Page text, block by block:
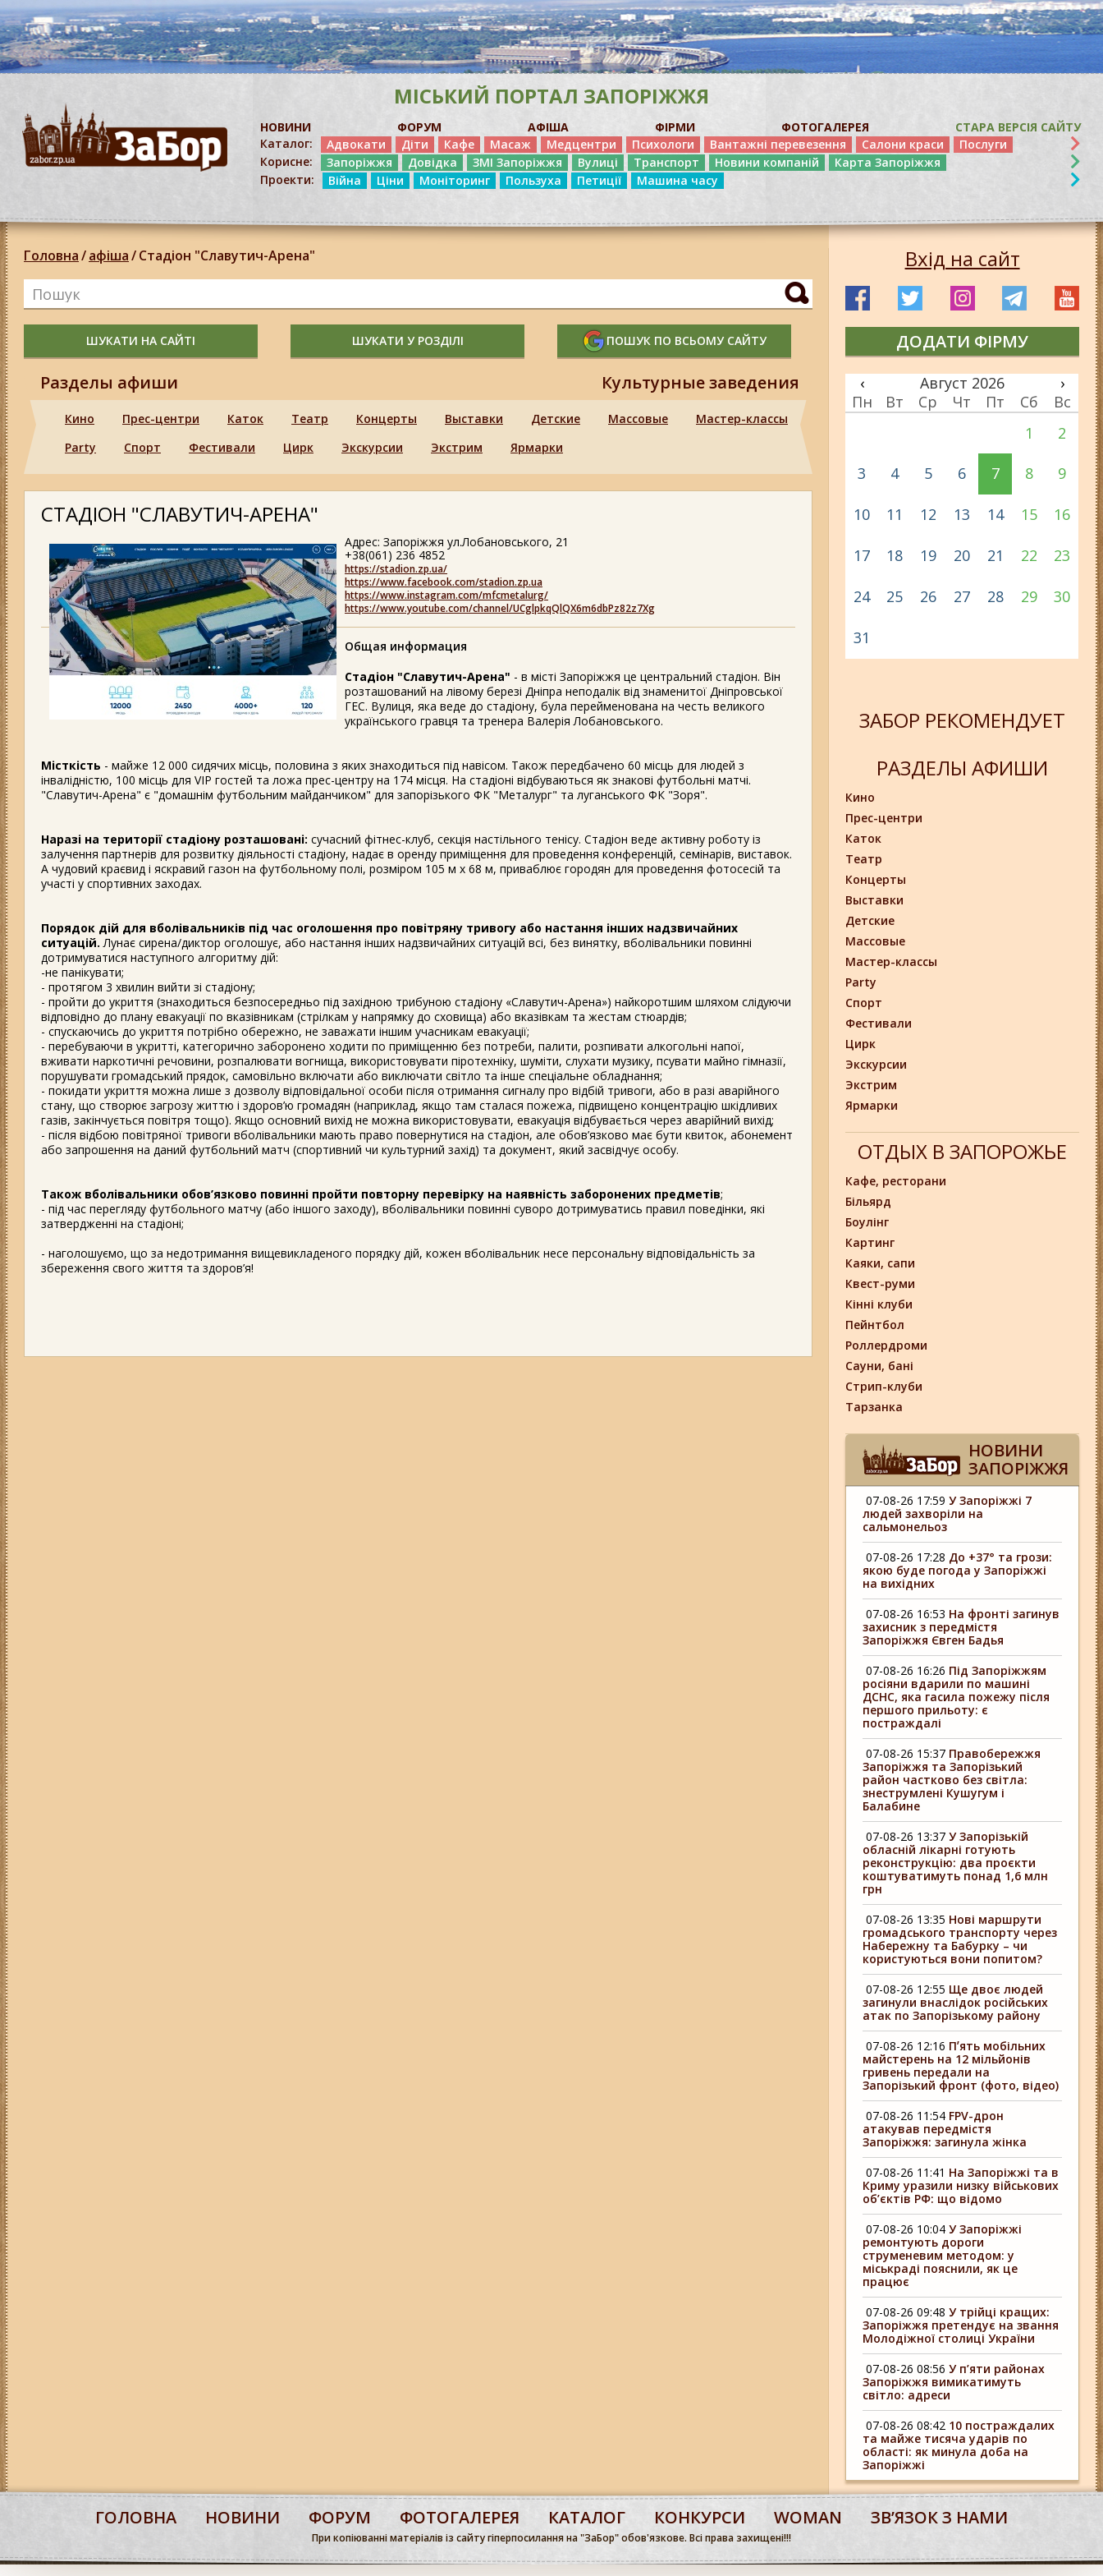
МІСЬКИЙ ПОРТАЛ ЗАПОРІЖЖЯ
НОВИНИ ФОРУМ АФІША ФІРМИ ФОТОГАЛЕРЕЯ
СТАРА ВЕРСІЯ САЙТУ
Каталог:
Адвокати Діти Кафе Масаж Медцентри Психологи Вантажні перевезення Салони краси
Послуги
Корисне:
Запоріжжя Довідка ЗМІ Запоріжжя Вулиці Транспорт Новини компаній
Карта Запоріжжя
Проекти:
Війна Ціни Моніторинг Пользуха Петиції Машина часу
Головна/афіша/Стадіон "Славутич-Арена"
ШУКАТИ НА САЙТІ ШУКАТИ У РОЗДІЛІ ПОШУК ПО ВСЬОМУ САЙТУ
Разделы афиши Культурные заведения
Кино Прес-центри Каток Театр Концерты Выставки Детские Массовые
Мастер-классы
Party
Спорт Фестивали Цирк Экскурсии Экстрим Ярмарки
СТАДІОН "СЛАВУТИЧ-АРЕНА"
Адрес: Запоріжжя ул.Лобановського, 21
+38(061) 236 4852
https://stadion.zp.ua/
https://www.facebook.com/stadion.zp.ua
https://www.instagram.com/mfcmetalurg/
https://www.youtube.com/channel/UCglpkqQlQX6m6dbPz82z7Xg
Общая информация
Стадіон "Славутич-Арена" - в місті Запоріжжя це центральний стадіон. Він
розташований на лівому березі Дніпра неподалік від знаменитої Дніпровської
ГЕС. Вулиця, яка веде до стадіону, була перейменована на честь великого
українського гравця та тренера Валерія Лобановського.
Місткість - майже 12 000 сидячих місць, половина з яких знаходиться під навісом. Також передбачено 60 місць для людей з
інвалідністю, 100 місць для VIP гостей та ложа прес-центру на 174 місця. На стадіоні відбуваються як знакові футбольні матчі.
"Славутич-Арена" є "домашнім футбольним майданчиком" для запорізького ФК "Металург" та луганського ФК "Зоря".
Наразі на території стадіону розташовані: сучасний фітнес-клуб, секція настільного тенісу. Стадіон веде активну роботу із
залучення партнерів для розвитку діяльності стадіону, надає в оренду приміщення для проведення конференцій, семінарів, виставок.
А чудовий краєвид і яскравий газон на футбольному полі, розміром 105 м х 68 м, приваблює городян для проведення фотосесій та
участі у спортивних заходах.
Порядок дій для вболівальників під час оголошення про повітряну тривогу або настання інших надзвичайних
ситуацій.Лунає сирена/диктор оголошує, або настання інших надзвичайних ситуацій всі, без винятку, вболівальники повинні
дотримуватися наступного алгоритму дій:
-не панікувати;
- протягом 3 хвилин вийти зі стадіону;
- пройти до укриття (знаходиться безпосередньо під західною трибуною стадіону «Славутич-Арена») найкоротшим шляхом слідуючи
відповідно до плану евакуації по вказівникам (стрілкам у напрямку до сховища) або вказівкам та жестам стюардів;
- спускаючись до укриття потрібно обережно, не заважати іншим учасникам евакуації;
- перебуваючи в укритті, категорично заборонено ходити по приміщенню без потреби, палити, розпивати алкогольні напої,
вживати наркотичні речовини, розпалювати вогнища, використовувати піротехніку, шуміти, слухати музику, псувати майно гімназії,
порушувати громадський прядок, самовільно включати або виключати світло та інше спеціальне обладнання;
- покидати укриття можна лише з дозволу відповідальної особи після отримання сигналу про відбій тривоги, або в разі аварійного
стану, що створює загрозу життю і здоров’ю громадян (наприклад, якщо там сталася пожежа, підвищено концентрацію шкідливих
газів, закінчується повітря тощо). Якщо основний вихід не можна використовувати, евакуація відбувається через аварійний вихід;
- після відбою повітряної тривоги вболівальники мають право повернутися на стадіон, але обов’язково має бути квиток, абонемент
або запрошення на даний футбольний матч (спортивний чи культурний захід) та документ, який засвідчує особу.
Також вболівальники обов’язково повинні пройти повторну перевірку на наявність заборонених предметів;
- під час перегляду футбольного матчу (або іншого заходу), вболівальники повинні суворо дотримуватись правил поведінки, які
затвердженні на стадіоні;
- наголошуємо, що за недотримання вищевикладеного порядку дій, кожен вболівальник несе персональну відповідальність за
збереження свого життя та здоров’я!
Вхід на сайт
ДОДАТИ ФІРМУ
1 2
3 4 5 6 7 8 9
10 11 12 13 14 15 16
17 18 19 20 21 22 23
24 25 26 27 28 29 30
31
‹ Август 2026
›
Пн
Вт Ср Чт Пт Сб Вс
ЗАБОР РЕКОМЕНДУЕТ
РАЗДЕЛЫ АФИШИ
Кино
Прес-центри
Каток
Театр
Концерты
Выставки
Детские
Массовые
Мастер-классы
Party
Спорт
Фестивали
Цирк
Экскурсии
Экстрим
Ярмарки
ОТДЫХ В ЗАПОРОЖЬЕ
Кафе, ресторани
Більярд
Боулінг
Картинг
Каяки, сапи
Квест-руми
Кінні клуби
Пейнтбол
Роллердроми
Сауни, бані
Стрип-клуби
Тарзанка
НОВИНИ
ЗАПОРІЖЖЯ
07-08-26 17:59 У Запоріжжі 7
людей захворіли на
сальмонельоз
07-08-26 17:28 До +37° та грози:
якою буде погода у Запоріжжі
на вихідних
07-08-26 16:53 На фронті загинув
захисник з передмістя
Запоріжжя Євген Бадья
07-08-26 16:26 Під Запоріжжям
росіяни вдарили по машині
ДСНС, яка гасила пожежу після
першого прильоту: є
постраждалі
07-08-26 15:37 Правобережжя
Запоріжжя та Запорізький
район частково без світла:
знеструмлені Кушугум і
Балабине
07-08-26 13:37 У Запорізькій
обласній лікарні готують
реконструкцію: два проєкти
коштуватимуть понад 1,6 млн
грн
07-08-26 13:35 Нові маршрути
громадського транспорту через
Набережну та Бабурку – чи
користуються вони попитом?
07-08-26 12:55 Ще двоє людей
загинули внаслідок російських
атак по Запорізькому району
07-08-26 12:16 Пʼять мобільних
майстерень на 12 мільйонів
гривень передали на
Запорізький фронт (фото, відео)
07-08-26 11:54 FPV-дрон
атакував передмістя
Запоріжжя: загинула жінка
07-08-26 11:41 На Запоріжжі та в
Криму уразили низку військових
об’єктів РФ: що відомо
07-08-26 10:04 У Запоріжжі
ремонтують дороги
струменевим методом: у
міськраді пояснили, як це
працює
07-08-26 09:48 У трійці кращих:
Запоріжжя претендує на звання
Молодіжної столиці України
07-08-26 08:56 У п’яти районах
Запоріжжя вимикатимуть
світло: адреси
07-08-26 08:42 10 постраждалих
та майже тисяча ударів по
області: як минула доба на
Запоріжжі
ГОЛОВНА НОВИНИ ФОРУМ ФОТОГАЛЕРЕЯ КАТАЛОГ КОНКУРСИ WOMAN ЗВʼЯЗОК З НАМИ
При копіюванні матеріалів із сайту гіперпосилання на "ЗаБор" обов'язкове. Всі права захищені!!!